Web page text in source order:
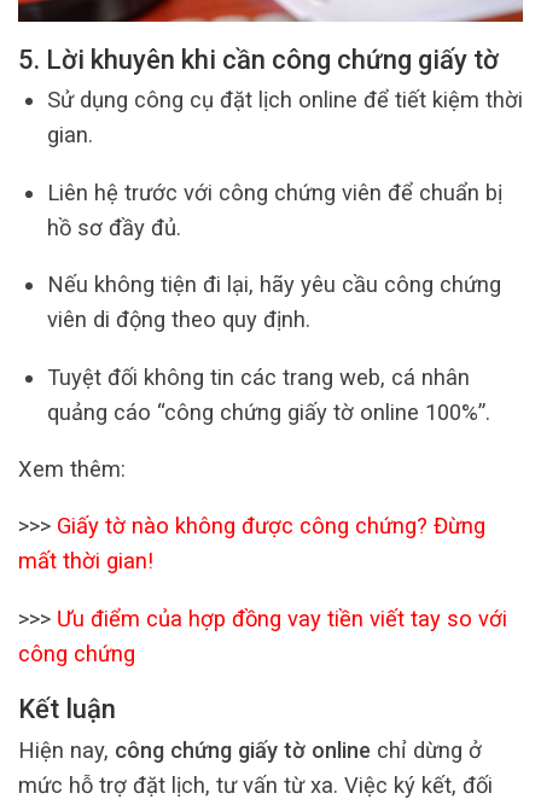
5. Lời khuyên khi cần công chứng giấy tờ
Sử dụng công cụ đặt lịch online để tiết kiệm thời
gian.
Liên hệ trước với công chứng viên để chuẩn bị
hồ sơ đầy đủ.
Nếu không tiện đi lại, hãy yêu cầu công chứng
viên di động theo quy định.
Tuyệt đối không tin các trang web, cá nhân
quảng cáo “công chứng giấy tờ online 100%”.
Xem thêm:
>>> Giấy tờ nào không được công chứng? Đừng
mất thời gian!
>>> Ưu điểm của hợp đồng vay tiền viết tay so với
công chứng
Kết luận
Hiện nay, công chứng giấy tờ online chỉ dừng ở
mức hỗ trợ đặt lịch, tư vấn từ xa. Việc ký kết, đối